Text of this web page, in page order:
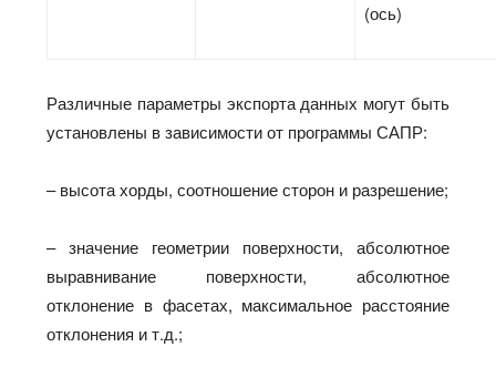
(ось)
Различные параметры экспорта данных могут быть
установлены в зависимости от программы САПР:
– высота хорды, соотношение сторон и разрешение;
– значение геометрии поверхности, абсолютное
выравнивание поверхности, абсолютное
отклонение в фасетах, максимальное расстояние
отклонения и т.д.;